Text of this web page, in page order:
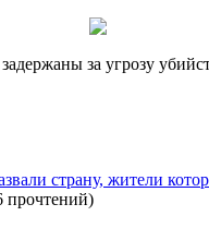
за угрозу
страну, жители
прочтений)